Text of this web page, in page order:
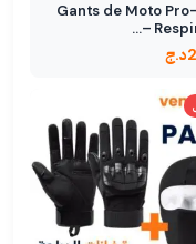
Gants de Moto
د.ج